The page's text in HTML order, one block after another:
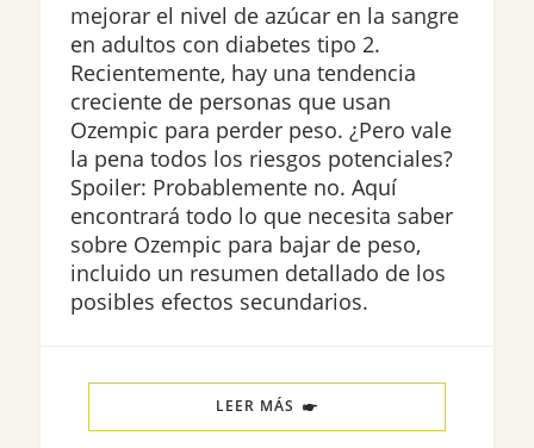
mejorar el nivel de azúcar en la sangre
en adultos con diabetes tipo 2.
Recientemente, hay una tendencia
creciente de personas que usan
Ozempic para perder peso. ¿Pero vale
la pena todos los riesgos potenciales?
Spoiler: Probablemente no. Aquí
encontrará todo lo que necesita saber
sobre Ozempic para bajar de peso,
incluido un resumen detallado de los
posibles efectos secundarios.
LEER MÁS